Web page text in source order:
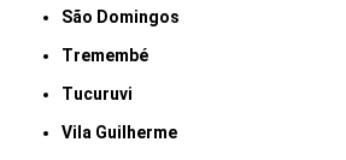
São Domingos
Tremembé
Tucuruvi
Vila Guilherme